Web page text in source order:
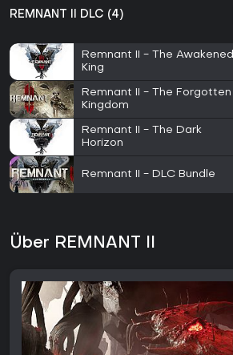
REMNANT II DLC (4)
Remnant II - The Awakened
King
Remnant II - The Forgotten
Kingdom
Remnant II - The Dark
Horizon
Remnant II - DLC Bundle
Über REMNANT II